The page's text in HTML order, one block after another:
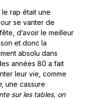
le rap était une
se vanter de
d’avoir le meilleur
et donc la
absolu dans
années 80 a fait
leur vie, comme
, une cassure
sur les tables, on